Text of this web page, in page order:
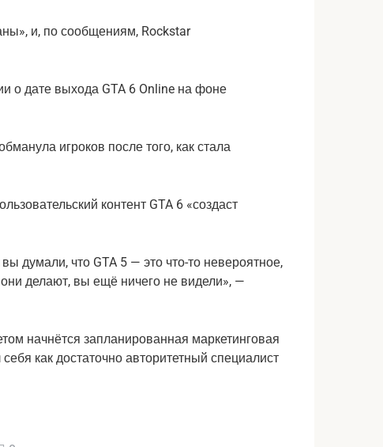
и, по сообщениям, Rockstar
игроков после того, как стала
контент GTA 6 «создаст
думали, что GTA 5 — это что-то невероятное,
делают, вы ещё ничего не видели», —
начнётся запланированная маркетинговая
как достаточно авторитетный специалист